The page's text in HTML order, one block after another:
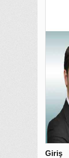
Giriş